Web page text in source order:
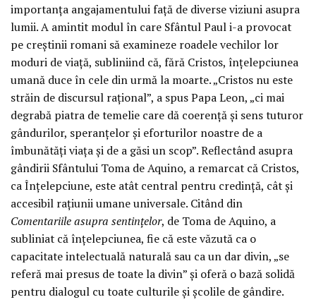
importanța angajamentului față de diverse viziuni asupra
lumii. A amintit modul în care Sfântul Paul i-a provocat
pe creștinii romani să examineze roadele vechilor lor
moduri de viață, subliniind că, fără Cristos, înțelepciunea
umană duce în cele din urmă la moarte. „Cristos nu este
străin de discursul rațional”, a spus Papa Leon, „ci mai
degrabă piatra de temelie care dă coerență și sens tuturor
gândurilor, speranțelor și eforturilor noastre de a
îmbunătăți viața și de a găsi un scop”. Reflectând asupra
gândirii Sfântului Toma de Aquino, a remarcat că Cristos,
ca Înțelepciune, este atât central pentru credință, cât și
accesibil rațiunii umane universale. Citând din
Comentariile asupra sentințelor, de Toma de Aquino, a
subliniat că înțelepciunea, fie că este văzută ca o
capacitate intelectuală naturală sau ca un dar divin, „se
referă mai presus de toate la divin” și oferă o bază solidă
pentru dialogul cu toate culturile și școlile de gândire.